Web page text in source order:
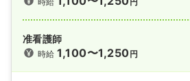
准看護師
時給1,100〜1,250円